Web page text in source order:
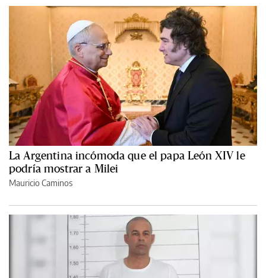
La Argentina incómoda que el papa León XIV le
podría mostrar a Milei
Mauricio Caminos